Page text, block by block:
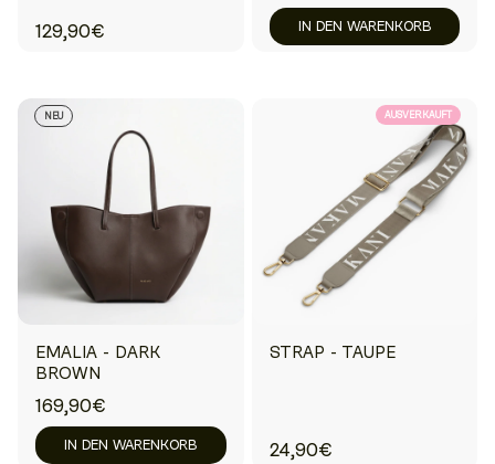
129,90€ IN DEN WARENKORB
NEU
EMALIA - DARK
BROWN
169,90€
IN DEN WARENKORB
AUSVERKAUFT
STRAP - TAUPE
24,90€